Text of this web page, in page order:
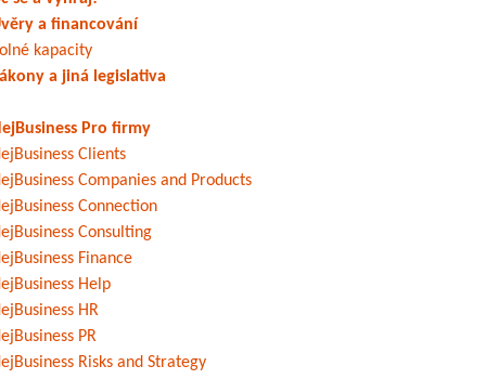
a financování
kapacity
a jiná legislativa
Pro firmy
Clients
Companies and Products
Connection
Consulting
Finance
Help
HR
PR
Risks and Strategy